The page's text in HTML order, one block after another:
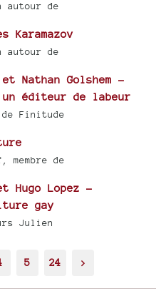
autour de
Karamazov
autour de
Nathan Golshem -
éditeur de labeur
Finitude
membre de
Hugo Lopez -
gay
Julien
5 24 >